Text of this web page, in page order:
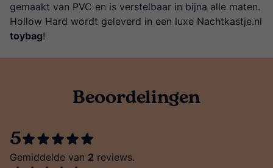
gemaakt van PVC en is verstelbaar in bijna alle maten.
Hollow Hard wordt geleverd in een luxe Nachtkastje.nl
toybag!
Beoordelingen
5
Gemiddelde van 2 reviews.